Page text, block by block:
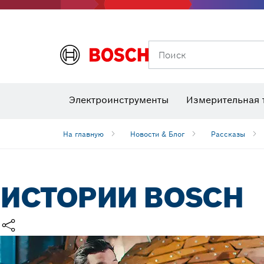
Поиск
Электроинструменты Измерительная
На главную Новости & Блог Pассказы
ИСТОРИИ BOSCH